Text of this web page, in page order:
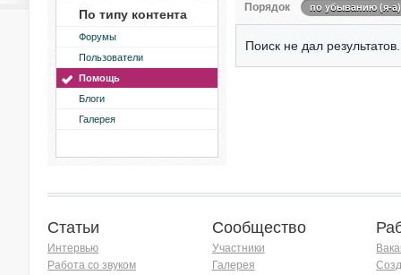
По типу контента
Форумы
Пользователи
Помощь
Блоги
Галерея
Порядок по убыванию (я-а)
Поиск не дал результатов.
Статьи
Интервью
Работа со звуком
Сообщество
Участники
Галерея